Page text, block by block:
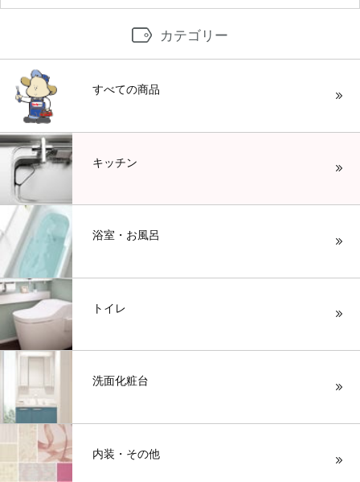
カテゴリー
すべての商品
キッチン
浴室・お風呂
トイレ
洗面化粧台
内装・その他